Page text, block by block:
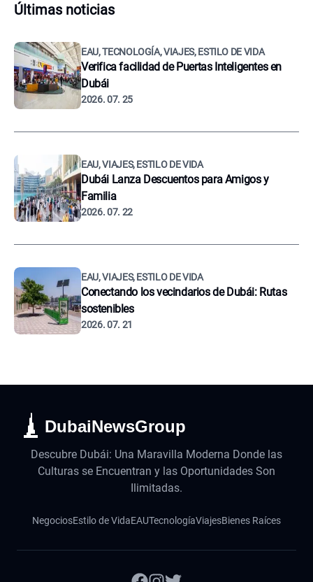
Últimas noticias
EAU, TECNOLOGÍA, VIAJES, ESTILO DE VIDA
Verifica facilidad de Puertas Inteligentes en
Dubái
2026. 07. 25
EAU, VIAJES, ESTILO DE VIDA
Dubái Lanza Descuentos para Amigos y
Familia
2026. 07. 22
EAU, VIAJES, ESTILO DE VIDA
Conectando los vecindarios de Dubái: Rutas
sostenibles
2026. 07. 21
DubaiNewsGroup
Descubre Dubái: Una Maravilla Moderna Donde las
Culturas se Encuentran y las Oportunidades Son
Ilimitadas.
NegociosEstilo de VidaEAUTecnologíaViajesBienes Raíces